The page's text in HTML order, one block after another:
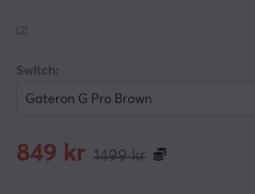
(2)
Switch:
Gateron G Pro Brown
1499kr
849 kr